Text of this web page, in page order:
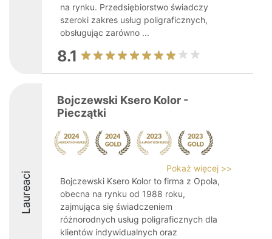
na rynku. Przedsiębiorstwo świadczy
szeroki zakres usług poligraficznych,
obsługując zarówno ...
8.1
Laureaci
Bojczewski Ksero Kolor -
Pieczątki
Pokaż więcej >>
Bojczewski Ksero Kolor to firma z Opola,
obecna na rynku od 1988 roku,
zajmująca się świadczeniem
różnorodnych usług poligraficznych dla
klientów indywidualnych oraz